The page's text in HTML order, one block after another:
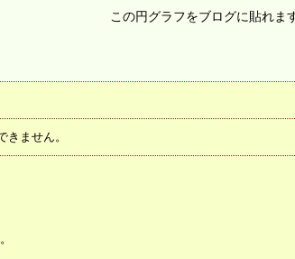
この円グラフをブログに貼れま
ません。